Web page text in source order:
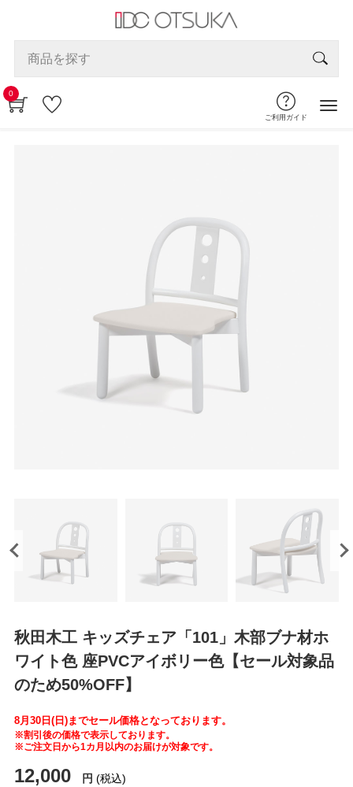
0
ご利用ガイド
秋田木工 キッズチェア「101」木部ブナ材ホ
ワイト色 座PVCアイボリー色【セール対象品
のため50%OFF】
8月30日(日)までセール価格となっております。
※割引後の価格で表示しております。
※ご注文日から1カ月以内のお届けが対象です。
12,000 円 (税込)